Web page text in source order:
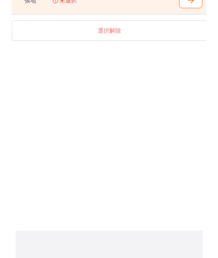
※受注生産のため、2ヶ月から3ヶ月のお時間を頂きま
ご注文後、納期を確認の上ご連絡いたします。
選択解除